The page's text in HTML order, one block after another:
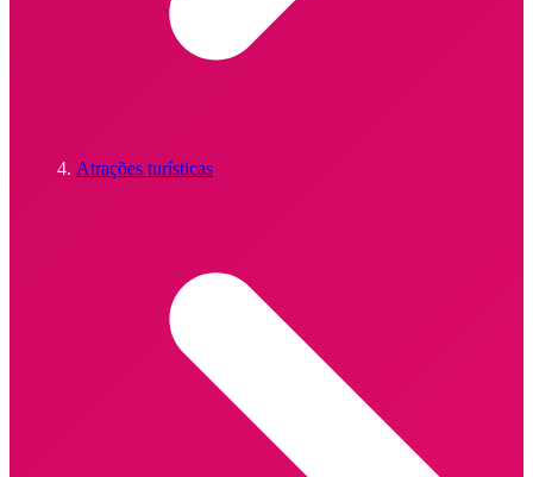
Atrações turísticas